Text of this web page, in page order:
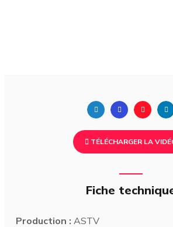
TÉLÉCHARGER LA
Fiche
Production : ASTV